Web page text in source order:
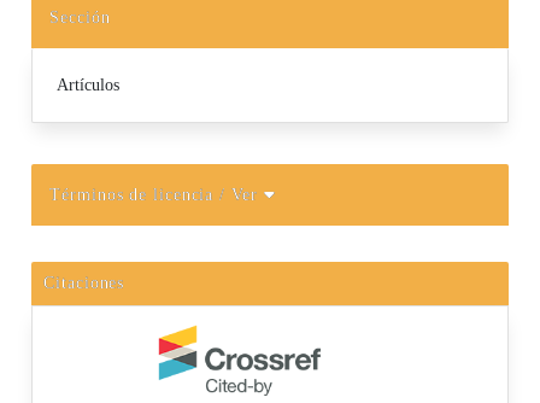
Sección
Artículos
Términos de licencia/ Ver
Citaciones